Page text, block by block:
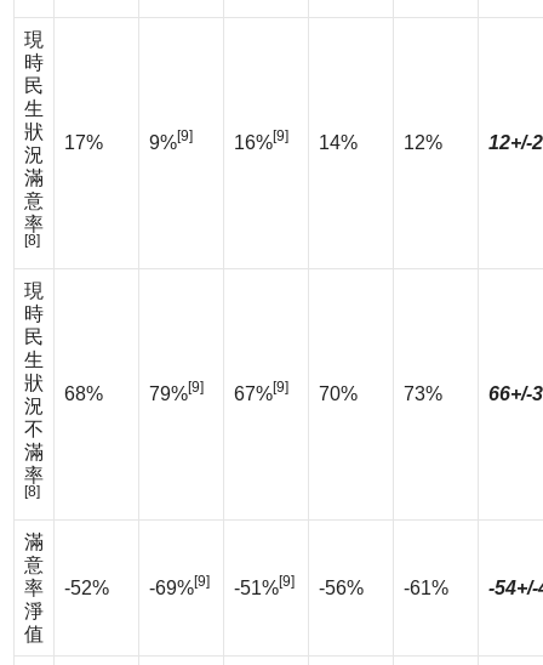
現
時
民
生
狀
況
滿
意
率
[8]
17% 9%[9] 16%[9] 14% 12% 12+/-
現
時
民
生
狀
況
不
滿
率
[8]
68% 79%[9] 67%[9] 70% 73% 66+/-
滿
意
率
淨
值
-52% -69%[9] -51%[9] -56% -61% -54+/-